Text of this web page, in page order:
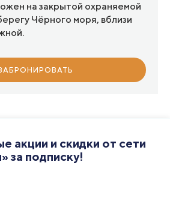
на закрытой охраняемой
Чёрного моря, вблизи
акции и скидки от сети
за подписку!